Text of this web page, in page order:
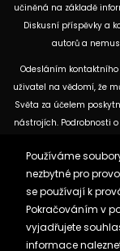
učiněná na základě
Diskusní příspěvky a
autorů a
Odesláním
uživatel na vědomí, že
Světa za účelem
nástrojích. Podrobnosti
dostupných na těchto
být uvedeny
ke
Zásady ochrany
Používáme
nezbytné pro
se používají k
Pokračováním v
vyjadřujete
informace